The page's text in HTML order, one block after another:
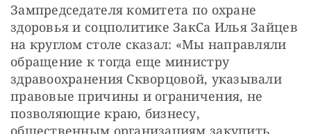
Зампредседателя комитета по охране
здоровья и соцполитике ЗакСа Илья Зайцев
на круглом столе сказал: «Мы направляли
обращение к тогда еще министру
здравоохранения Скворцовой, указывали
правовые причины и ограничения, не
позволяющие краю, бизнесу,
общественным организациям закупить